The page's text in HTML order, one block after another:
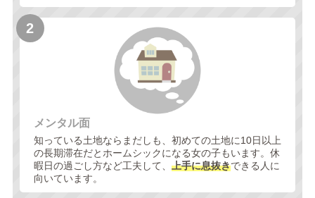
メンタル面
知っている土地ならまだしも、初めての土地に10日以上
の長期滞在だとホームシックになる女の子もいます。休
暇日の過ごし方など工夫して、 上手に息抜きできる人に
向いています。